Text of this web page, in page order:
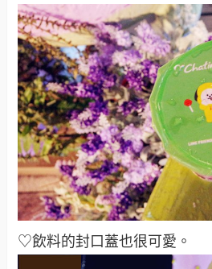
♡飲料的封口蓋也很可愛。